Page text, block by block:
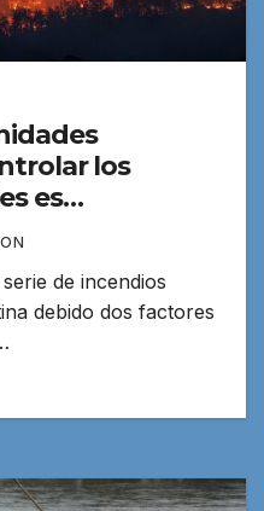
los
es
de incendios
debido dos factores